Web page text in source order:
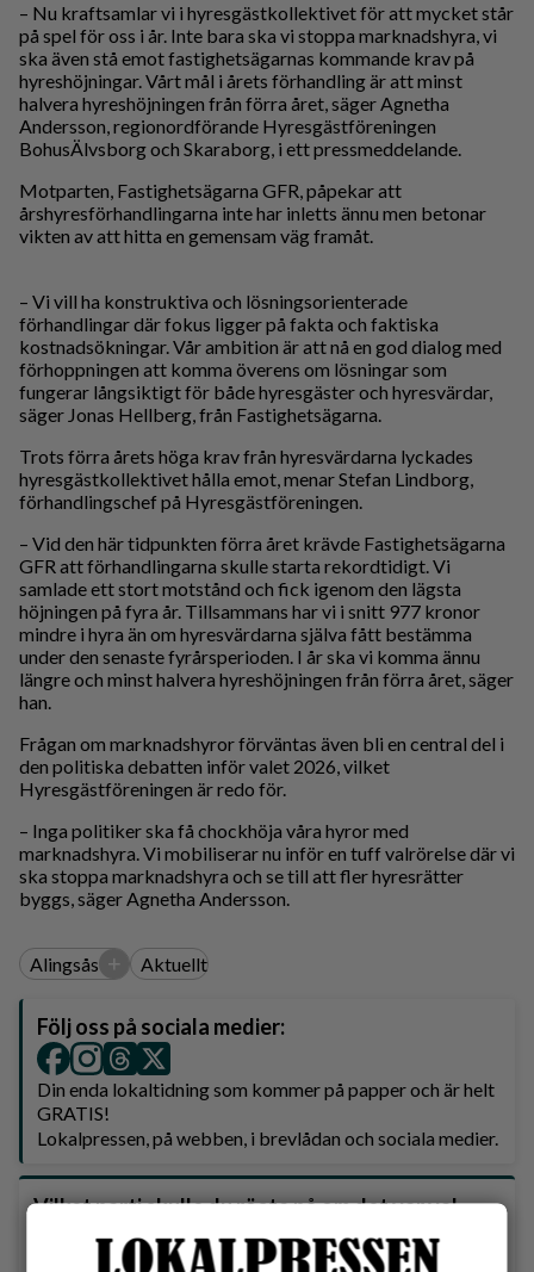
– Nu kraftsamlar vi i hyresgästkollektivet för att mycket står
på spel för oss i år. Inte bara ska vi stoppa marknadshyra, vi
ska även stå emot fastighetsägarnas kommande krav på
hyreshöjningar. Vårt mål i årets förhandling är att minst
halvera hyreshöjningen från förra året, säger Agnetha
Andersson, regionordförande Hyresgästföreningen
BohusÄlvsborg och Skaraborg, i ett pressmeddelande.
Motparten, Fastighetsägarna GFR, påpekar att
årshyresförhandlingarna inte har inletts ännu men betonar
vikten av att hitta en gemensam väg framåt.
– Vi vill ha konstruktiva och lösningsorienterade
förhandlingar där fokus ligger på fakta och faktiska
kostnadsökningar. Vår ambition är att nå en god dialog med
förhoppningen att komma överens om lösningar som
fungerar långsiktigt för både hyresgäster och hyresvärdar,
säger Jonas Hellberg, från Fastighetsägarna.
Trots förra årets höga krav från hyresvärdarna lyckades
hyresgästkollektivet hålla emot, menar Stefan Lindborg,
förhandlingschef på Hyresgästföreningen.
– Vid den här tidpunkten förra året krävde Fastighetsägarna
GFR att förhandlingarna skulle starta rekordtidigt. Vi
samlade ett stort motstånd och fick igenom den lägsta
höjningen på fyra år. Tillsammans har vi i snitt 977 kronor
mindre i hyra än om hyresvärdarna själva fått bestämma
under den senaste fyrårsperioden. I år ska vi komma ännu
längre och minst halvera hyreshöjningen från förra året, säger
han.
Frågan om marknadshyror förväntas även bli en central del i
den politiska debatten inför valet 2026, vilket
Hyresgästföreningen är redo för.
– Inga politiker ska få chockhöja våra hyror med
marknadshyra. Vi mobiliserar nu inför en tuff valrörelse där vi
ska stoppa marknadshyra och se till att fler hyresrätter
byggs, säger Agnetha Andersson.
Alingsås + Aktuellt
Följ oss på sociala medier:
Din enda lokaltidning som kommer på papper och är helt
GRATIS!
Lokalpressen, på webben, i brevlådan och sociala medier.
Vilket parti skulle du rösta på om det var val